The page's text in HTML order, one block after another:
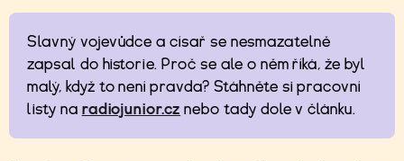
Slavný vojevůdce a císař se nesmazatelně
zapsal do historie. Proč se ale o něm říká, že byl
malý, když to není pravda? Stáhněte si pracovní
listy na radiojunior.cz nebo tady dole v článku.